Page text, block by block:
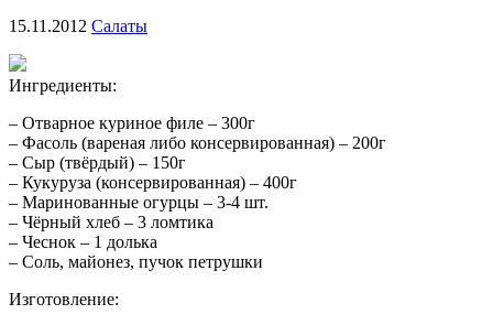
15.11.2012 Салаты
Ингредиенты:
– Отварное куриное филе – 300г
– Фасоль (вареная либо консервированная) – 200г
– Сыр (твёрдый) – 150г
– Кукуруза (консервированная) – 400г
– Маринованные огурцы – 3-4 шт.
– Чёрный хлеб – 3 ломтика
– Чеснок – 1 долька
– Соль, майонез, пучок петрушки
Изготовление: